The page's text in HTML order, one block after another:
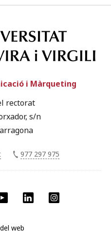
YouTube LinkedIn
i Màrqueting
rectorat
s/n
977 297 975
web